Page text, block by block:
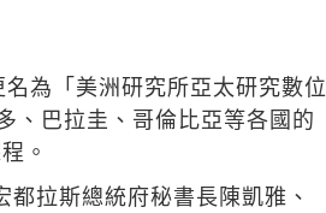
為「美洲研究所亞太研究數位
、巴拉圭、哥倫比亞等各國的
。
拉斯總統府秘書長陳凱雅、